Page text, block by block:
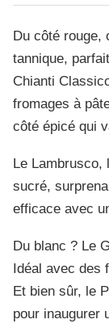
Du côté rouge,
tannique,
Chianti
fromages à
côté épicé qui
Le Lambrusco,
sucré,
efficace avec
Du blanc ? Le
Idéal avec des
Et bien sûr, le
pour inaugurer